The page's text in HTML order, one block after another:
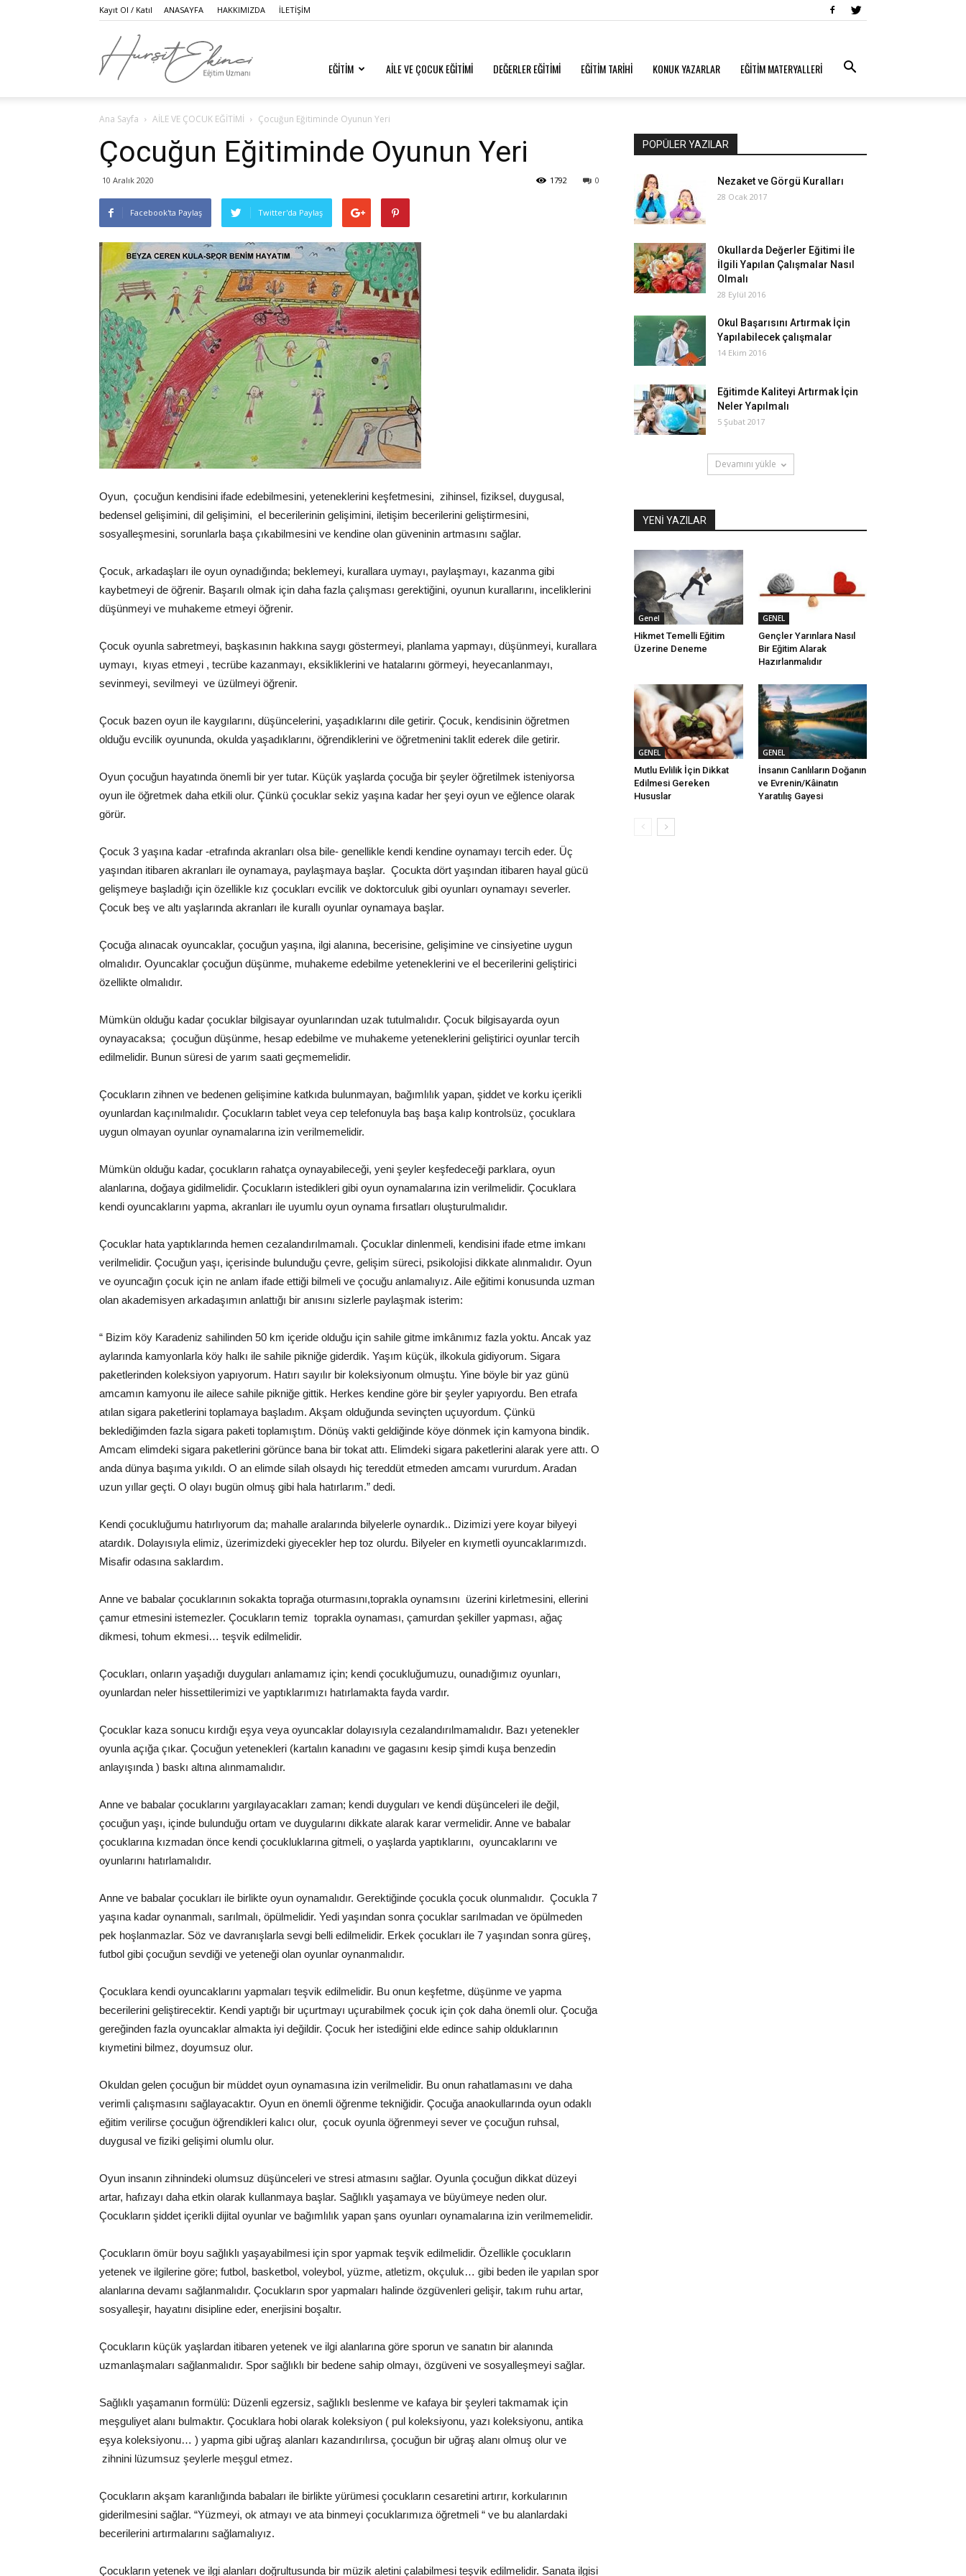
Kayıt Ol / Katıl ANASAYFA HAKKIMIZDA İLETİŞİM
|
Eğitim
Uzmanı,
Değerler
Eğitimi
EĞİTİM AİLE VE ÇOCUK EĞİTİMİ DEĞERLER EĞİTİMİ EĞİTİM TARİHİ KONUK YAZARLAR EĞİTİM MATERYALLERİ
Ana Sayfa AİLE VE ÇOCUK EĞİTİMİ Çocuğun Eğitiminde Oyunun Yeri
Çocuğun Eğitiminde Oyunun Yeri
10 Aralık 2020 0
1792
Facebook'ta Paylaş Twitter'da Paylaş
Oyun, çocuğun kendisini ifade edebilmesini, yeteneklerini keşfetmesini, zihinsel, fiziksel, duygusal,
bedensel gelişimini, dil gelişimini, el becerilerinin gelişimini, iletişim becerilerini geliştirmesini,
sosyalleşmesini, sorunlarla başa çıkabilmesini ve kendine olan güveninin artmasını sağlar.
Çocuk, arkadaşları ile oyun oynadığında; beklemeyi, kurallara uymayı, paylaşmayı, kazanma gibi
kaybetmeyi de öğrenir. Başarılı olmak için daha fazla çalışması gerektiğini, oyunun kurallarını, inceliklerini
düşünmeyi ve muhakeme etmeyi öğrenir.
Çocuk oyunla sabretmeyi, başkasının hakkına saygı göstermeyi, planlama yapmayı, düşünmeyi, kurallara
uymayı, kıyas etmeyi , tecrübe kazanmayı, eksikliklerini ve hatalarını görmeyi, heyecanlanmayı,
sevinmeyi, sevilmeyi ve üzülmeyi öğrenir.
Çocuk bazen oyun ile kaygılarını, düşüncelerini, yaşadıklarını dile getirir. Çocuk, kendisinin öğretmen
olduğu evcilik oyununda, okulda yaşadıklarını, öğrendiklerini ve öğretmenini taklit ederek dile getirir.
Oyun çocuğun hayatında önemli bir yer tutar. Küçük yaşlarda çocuğa bir şeyler öğretilmek isteniyorsa
oyun ile öğretmek daha etkili olur. Çünkü çocuklar sekiz yaşına kadar her şeyi oyun ve eğlence olarak
görür.
Çocuk 3 yaşına kadar -etrafında akranları olsa bile- genellikle kendi kendine oynamayı tercih eder. Üç
yaşından itibaren akranları ile oynamaya, paylaşmaya başlar. Çocukta dört yaşından itibaren hayal gücü
gelişmeye başladığı için özellikle kız çocukları evcilik ve doktorculuk gibi oyunları oynamayı severler.
Çocuk beş ve altı yaşlarında akranları ile kurallı oyunlar oynamaya başlar.
Çocuğa alınacak oyuncaklar, çocuğun yaşına, ilgi alanına, becerisine, gelişimine ve cinsiyetine uygun
olmalıdır. Oyuncaklar çocuğun düşünme, muhakeme edebilme yeteneklerini ve el becerilerini geliştirici
özellikte olmalıdır.
Mümkün olduğu kadar çocuklar bilgisayar oyunlarından uzak tutulmalıdır. Çocuk bilgisayarda oyun
oynayacaksa; çocuğun düşünme, hesap edebilme ve muhakeme yeteneklerini geliştirici oyunlar tercih
edilmelidir. Bunun süresi de yarım saati geçmemelidir.
Çocukların zihnen ve bedenen gelişimine katkıda bulunmayan, bağımlılık yapan, şiddet ve korku içerikli
oyunlardan kaçınılmalıdır. Çocukların tablet veya cep telefonuyla baş başa kalıp kontrolsüz, çocuklara
uygun olmayan oyunlar oynamalarına izin verilmemelidir.
Mümkün olduğu kadar, çocukların rahatça oynayabileceği, yeni şeyler keşfedeceği parklara, oyun
alanlarına, doğaya gidilmelidir. Çocukların istedikleri gibi oyun oynamalarına izin verilmelidir. Çocuklara
kendi oyuncaklarını yapma, akranları ile uyumlu oyun oynama fırsatları oluşturulmalıdır.
Çocuklar hata yaptıklarında hemen cezalandırılmamalı. Çocuklar dinlenmeli, kendisini ifade etme imkanı
verilmelidir. Çocuğun yaşı, içerisinde bulunduğu çevre, gelişim süreci, psikolojisi dikkate alınmalıdır. Oyun
ve oyuncağın çocuk için ne anlam ifade ettiği bilmeli ve çocuğu anlamalıyız. Aile eğitimi konusunda uzman
olan akademisyen arkadaşımın anlattığı bir anısını sizlerle paylaşmak isterim:
“ Bizim köy Karadeniz sahilinden 50 km içeride olduğu için sahile gitme imkânımız fazla yoktu. Ancak yaz
aylarında kamyonlarla köy halkı ile sahile pikniğe giderdik. Yaşım küçük, ilkokula gidiyorum. Sigara
paketlerinden koleksiyon yapıyorum. Hatırı sayılır bir koleksiyonum olmuştu. Yine böyle bir yaz günü
amcamın kamyonu ile ailece sahile pikniğe gittik. Herkes kendine göre bir şeyler yapıyordu. Ben etrafa
atılan sigara paketlerini toplamaya başladım. Akşam olduğunda sevinçten uçuyordum. Çünkü
beklediğimden fazla sigara paketi toplamıştım. Dönüş vakti geldiğinde köye dönmek için kamyona bindik.
Amcam elimdeki sigara paketlerini görünce bana bir tokat attı. Elimdeki sigara paketlerini alarak yere attı. O
anda dünya başıma yıkıldı. O an elimde silah olsaydı hiç tereddüt etmeden amcamı vururdum. Aradan
uzun yıllar geçti. O olayı bugün olmuş gibi hala hatırlarım.” dedi.
Kendi çocukluğumu hatırlıyorum da; mahalle aralarında bilyelerle oynardık.. Dizimizi yere koyar bilyeyi
atardık. Dolayısıyla elimiz, üzerimizdeki giyecekler hep toz olurdu. Bilyeler en kıymetli oyuncaklarımızdı.
Misafir odasına saklardım.
Anne ve babalar çocuklarının sokakta toprağa oturmasını,toprakla oynamsını üzerini kirletmesini, ellerini
çamur etmesini istemezler. Çocukların temiz toprakla oynaması, çamurdan şekiller yapması, ağaç
dikmesi, tohum ekmesi… teşvik edilmelidir.
Çocukları, onların yaşadığı duyguları anlamamız için; kendi çocukluğumuzu, ounadığımız oyunları,
oyunlardan neler hissettilerimizi ve yaptıklarımızı hatırlamakta fayda vardır.
Çocuklar kaza sonucu kırdığı eşya veya oyuncaklar dolayısıyla cezalandırılmamalıdır. Bazı yetenekler
oyunla açığa çıkar. Çocuğun yetenekleri (kartalın kanadını ve gagasını kesip şimdi kuşa benzedin
anlayışında ) baskı altına alınmamalıdır.
Anne ve babalar çocuklarını yargılayacakları zaman; kendi duyguları ve kendi düşünceleri ile değil,
çocuğun yaşı, içinde bulunduğu ortam ve duygularını dikkate alarak karar vermelidir. Anne ve babalar
çocuklarına kızmadan önce kendi çocukluklarına gitmeli, o yaşlarda yaptıklarını, oyuncaklarını ve
oyunlarını hatırlamalıdır.
Anne ve babalar çocukları ile birlikte oyun oynamalıdır. Gerektiğinde çocukla çocuk olunmalıdır. Çocukla 7
yaşına kadar oynanmalı, sarılmalı, öpülmelidir. Yedi yaşından sonra çocuklar sarılmadan ve öpülmeden
pek hoşlanmazlar. Söz ve davranışlarla sevgi belli edilmelidir. Erkek çocukları ile 7 yaşından sonra güreş,
futbol gibi çocuğun sevdiği ve yeteneği olan oyunlar oynanmalıdır.
Çocuklara kendi oyuncaklarını yapmaları teşvik edilmelidir. Bu onun keşfetme, düşünme ve yapma
becerilerini geliştirecektir. Kendi yaptığı bir uçurtmayı uçurabilmek çocuk için çok daha önemli olur. Çocuğa
gereğinden fazla oyuncaklar almakta iyi değildir. Çocuk her istediğini elde edince sahip olduklarının
kıymetini bilmez, doyumsuz olur.
Okuldan gelen çocuğun bir müddet oyun oynamasına izin verilmelidir. Bu onun rahatlamasını ve daha
verimli çalışmasını sağlayacaktır. Oyun en önemli öğrenme tekniğidir. Çocuğa anaokullarında oyun odaklı
eğitim verilirse çocuğun öğrendikleri kalıcı olur, çocuk oyunla öğrenmeyi sever ve çocuğun ruhsal,
duygusal ve fiziki gelişimi olumlu olur.
Oyun insanın zihnindeki olumsuz düşünceleri ve stresi atmasını sağlar. Oyunla çocuğun dikkat düzeyi
artar, hafızayı daha etkin olarak kullanmaya başlar. Sağlıklı yaşamaya ve büyümeye neden olur.
Çocukların şiddet içerikli dijital oyunlar ve bağımlılık yapan şans oyunları oynamalarına izin verilmemelidir.
Çocukların ömür boyu sağlıklı yaşayabilmesi için spor yapmak teşvik edilmelidir. Özellikle çocukların
yetenek ve ilgilerine göre; futbol, basketbol, voleybol, yüzme, atletizm, okçuluk… gibi beden ile yapılan spor
alanlarına devamı sağlanmalıdır. Çocukların spor yapmaları halinde özgüvenleri gelişir, takım ruhu artar,
sosyalleşir, hayatını disipline eder, enerjisini boşaltır.
Çocukların küçük yaşlardan itibaren yetenek ve ilgi alanlarına göre sporun ve sanatın bir alanında
uzmanlaşmaları sağlanmalıdır. Spor sağlıklı bir bedene sahip olmayı, özgüveni ve sosyalleşmeyi sağlar.
Sağlıklı yaşamanın formülü: Düzenli egzersiz, sağlıklı beslenme ve kafaya bir şeyleri takmamak için
meşguliyet alanı bulmaktır. Çocuklara hobi olarak koleksiyon ( pul koleksiyonu, yazı koleksiyonu, antika
eşya koleksiyonu… ) yapma gibi uğraş alanları kazandırılırsa, çocuğun bir uğraş alanı olmuş olur ve
zihnini lüzumsuz şeylerle meşgul etmez.
Çocukların akşam karanlığında babaları ile birlikte yürümesi çocukların cesaretini artırır, korkularının
giderilmesini sağlar. “Yüzmeyi, ok atmayı ve ata binmeyi çocuklarımıza öğretmeli “ ve bu alanlardaki
becerilerini artırmalarını sağlamalıyız.
Çocukların yetenek ve ilgi alanları doğrultusunda bir müzik aletini çalabilmesi teşvik edilmelidir. Sanata ilgisi
POPÜLER YAZILAR
Nezaket ve Görgü Kuralları
28 Ocak 2017
Okullarda Değerler Eğitimi İle
İlgili Yapılan Çalışmalar Nasıl
Olmalı
28 Eylül 2016
Okul Başarısını Artırmak İçin
Yapılabilecek çalışmalar
14 Ekim 2016
Eğitimde Kaliteyi Artırmak İçin
Neler Yapılmalı
5 Şubat 2017
Devamını yükle
YENİ YAZILAR
Genel
Hikmet Temelli Eğitim
Üzerine Deneme
GENEL
Gençler Yarınlara Nasıl
Bir Eğitim Alarak
Hazırlanmalıdır
GENEL
Mutlu Evlilik İçin Dikkat
Edilmesi Gereken
Hususlar
GENEL
İnsanın Canlıların Doğanın
ve Evrenin/Kâinatın
Yaratılış Gayesi